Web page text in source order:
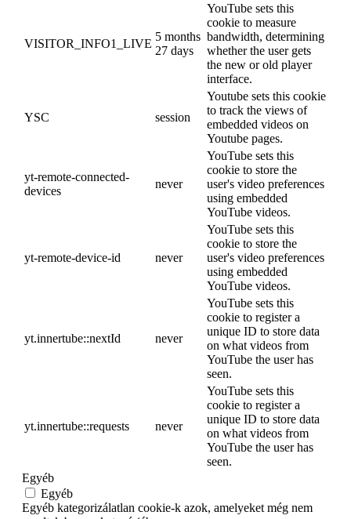
VISITOR_INFO1_LIVE
5 months
27 days
YouTube sets this
cookie to measure
bandwidth, determining
whether the user gets
the new or old player
interface.
YSC session
Youtube sets this cookie
to track the views of
embedded videos on
Youtube pages.
yt-remote-connected-
devices
never
YouTube sets this
cookie to store the
user's video preferences
using embedded
YouTube videos.
yt-remote-device-id never
YouTube sets this
cookie to store the
user's video preferences
using embedded
YouTube videos.
yt.innertube::nextId never
YouTube sets this
cookie to register a
unique ID to store data
on what videos from
YouTube the user has
seen.
yt.innertube::requests never
YouTube sets this
cookie to register a
unique ID to store data
on what videos from
YouTube the user has
seen.
Egyéb
Egyéb
Egyéb kategorizálatlan cookie-k azok, amelyeket még nem